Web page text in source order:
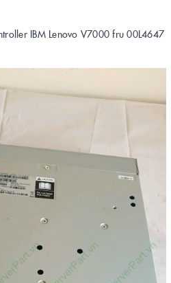
IBM Lenovo V7000 fru 00L4647